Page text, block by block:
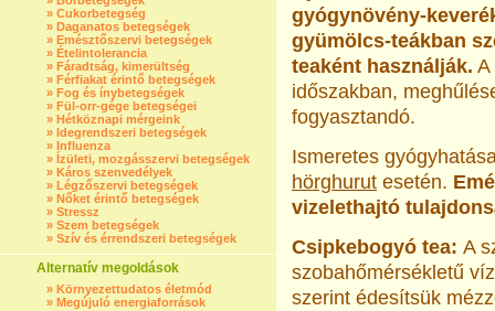
» Cukorbetegség
» Daganatos betegségek
» Emésztőszervi betegségek
» Ételintolerancia
» Fáradtság, kimerültség
» Férfiakat érintő betegségek
» Fog és ínybetegségek
» Fül-orr-gége betegségei
» Hétköznapi mérgeink
» Idegrendszeri betegségek
» Influenza
» Ízületi, mozgásszervi betegségek
» Káros szenvedélyek
» Légzőszervi betegségek
» Nőket érintő betegségek
» Stressz
» Szem betegségek
» Szív és érrendszeri betegségek
Alternatív megoldások
» Környezettudatos életmód
» Megújuló energiaforrások
gyógynövény-
gyümölcs-teákban
teaként használják. A
időszakban,
fogyasztandó.
Ismeretes
hörghurut esetén.
vizelethajtó
Csipkebogyó tea: A
szobahőmérsékletű
szerint édesítsük